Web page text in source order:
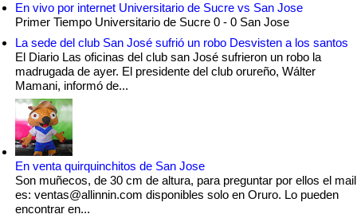
En vivo por internet Universitario de Sucre vs San Jose
Primer Tiempo Universitario de Sucre 0 - 0 San Jose
La sede del club San José sufrió un robo Desvisten a los santos
El Diario Las oficinas del club san José sufrieron un robo la
madrugada de ayer. El presidente del club orureño, Wálter
Mamani, informó de...
En venta quirquinchitos de San Jose
Son muñecos, de 30 cm de altura, para preguntar por ellos el mail
es: ventas@allinnin.com disponibles solo en Oruro. Lo pueden
encontrar en...